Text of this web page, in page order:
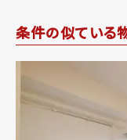
条件の似ている